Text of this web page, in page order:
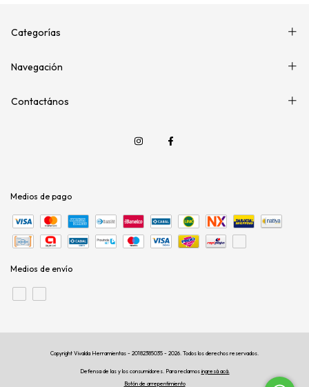
Categorías
Navegación
Contactános
Medios de pago
Medios de envío
Copyright Vivalda Herramientas - 20182385035 - 2026. Todos los derechos reservados.
Defensa de las y los consumidores. Para reclamos ingresá acá.
Botón de arrepentimiento